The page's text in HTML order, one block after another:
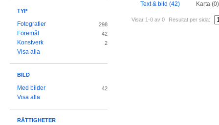
Text & bild (42) Karta (0)
Visar 1-0 av 0 Resultat per sida:
TYP
Fotografier 298
Föremål 42
Konstverk 2
Visa alla
BILD
Med bilder 42
Visa alla
RÄTTIGHETER